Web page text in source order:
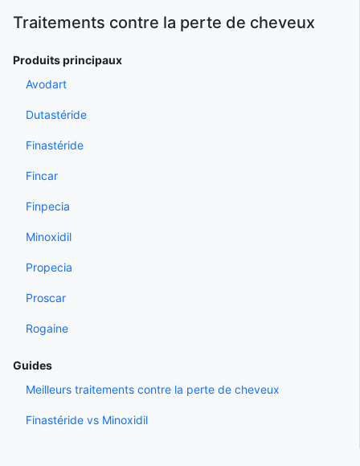
Traitements contre la perte de cheveux
Produits principaux
Avodart
Dutastéride
Finastéride
Fincar
Finpecia
Minoxidil
Propecia
Proscar
Rogaine
Guides
Meilleurs traitements contre la perte de cheveux
Finastéride vs Minoxidil